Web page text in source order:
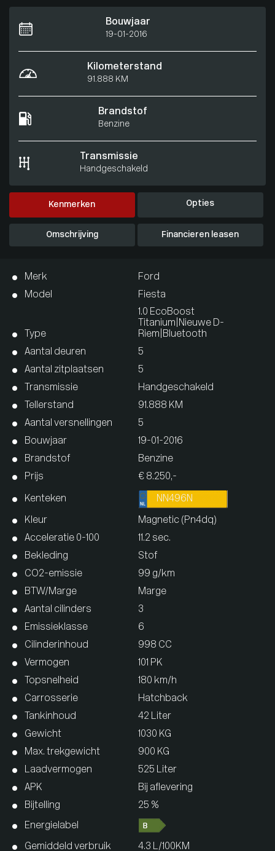
Bouwjaar
19-01-2016
Kilometerstand
91.888 KM
Brandstof
Benzine
Transmissie
Handgeschakeld
Kenmerken Opties
Omschrijving Financieren leasen
Merk
Ford
Model
Fiesta
Type
1.0 EcoBoost
Titanium|Nieuwe D-
Riem|Bluetooth
Aantal deuren
5
Aantal zitplaatsen
5
Transmissie
Handgeschakeld
Tellerstand
91.888 KM
Aantal versnellingen
5
Bouwjaar
19-01-2016
Brandstof
Benzine
Prijs
€ 8.250,-
Kenteken NN496N
Kleur
Magnetic (Pn4dq)
Acceleratie 0-100
11.2 sec.
Bekleding
Stof
CO2-emissie
99 g/km
BTW/Marge
Marge
Aantal cilinders
3
Emissieklasse
6
Cilinderinhoud
998 CC
Vermogen
101 PK
Topsnelheid
180 km/h
Carrosserie
Hatchback
Tankinhoud
42 Liter
Gewicht
1030 KG
Max. trekgewicht
900 KG
Laadvermogen
525 Liter
APK
Bij aflevering
Bijtelling
25 %
Energielabel
Gemiddeld verbruik 4.3 L/100KM